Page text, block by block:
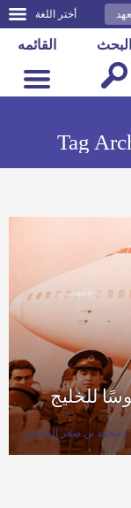
أختر اللغة
القائمه البحث
Tag
للخليج
د.محمد بن صقر السلمي